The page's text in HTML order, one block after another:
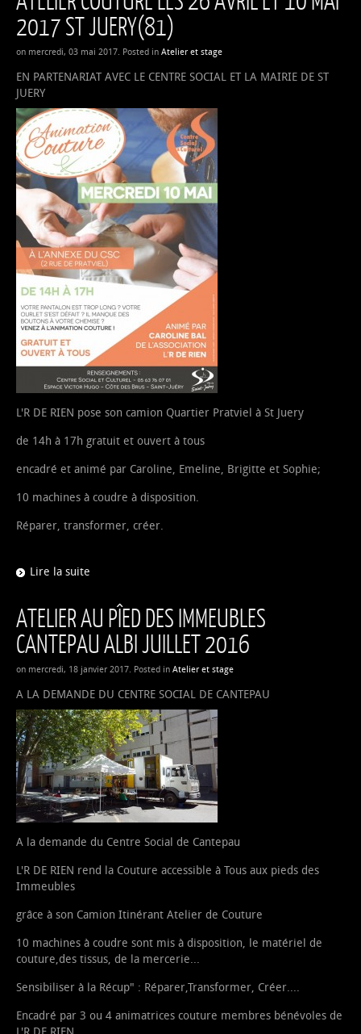
2017 ST JUERY(81)
on mercredi, 03 mai 2017. Posted in Atelier et stage
EN PARTENARIAT AVEC LE CENTRE SOCIAL ET LA MAIRIE DE ST
JUERY
L'R DE RIEN pose son camion Quartier Pratviel à St Juery
de 14h à 17h gratuit et ouvert à tous
encadré et animé par Caroline, Emeline, Brigitte et Sophie;
10 machines à coudre à disposition.
Réparer, transformer, créer.
Lire la suite
ATELIER AU PÎED DES IMMEUBLES
CANTEPAU ALBI JUILLET 2016
on mercredi, 18 janvier 2017. Posted in Atelier et stage
A LA DEMANDE DU CENTRE SOCIAL DE CANTEPAU
A la demande du Centre Social de Cantepau
L'R DE RIEN rend la Couture accessible à Tous aux pieds des
Immeubles
grâce à son Camion Itinérant Atelier de Couture
10 machines à coudre sont mis à disposition, le matériel de
couture,des tissus, de la mercerie...
Sensibiliser à la Récup" : Réparer,Transformer, Créer....
Encadré par 3 ou 4 animatrices couture membres bénévoles de